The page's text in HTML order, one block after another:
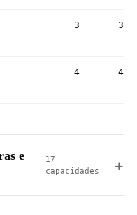
3 3
4 4
e
17
capacidades